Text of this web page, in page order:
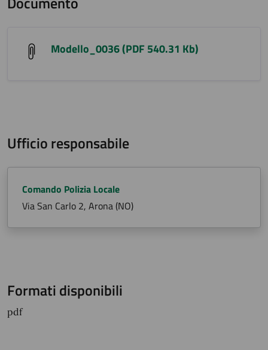
Modello_0036 (PDF 540.31 Kb)
Ufficio responsabile
Comando Polizia Locale
Via San Carlo 2, Arona (NO)
Formati disponibili
pdf